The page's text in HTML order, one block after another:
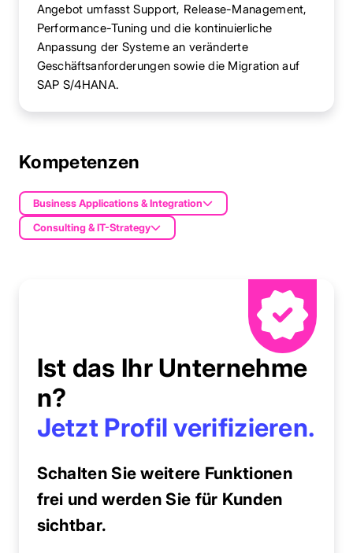
Angebot umfasst Support, Release-Management,
Performance-Tuning und die kontinuierliche
Anpassung der Systeme an veränderte
Geschäftsanforderungen sowie die Migration auf
SAP S/4HANA.
Kompetenzen
Business Applications & Integration
Consulting & IT-Strategy
Ist das Ihr Unternehme
n?
Jetzt Profil verifizieren.
Schalten Sie weitere Funktionen
frei und werden Sie für Kunden
sichtbar.